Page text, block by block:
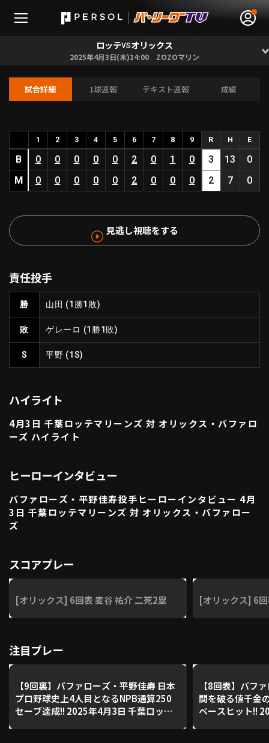
HOME
動画
ファーム東地区
ファーム中地区
ファーム西地区
交流戦
北海道日本ハムファイターズ
東北楽天ゴールデンイーグルス
埼玉西武ライオンズ
千葉ロッテマリーンズ
オリックス・バファローズ
ニュース
設定
よくある質問
特定商取引法の表示 アルバイト募集 （別ウィンドウで開く
動画を検索（選手・チーム・プレー内容…）
ロッテVSオリックス
2025年4月3日(木)14:00 ZOZOマリン
試合詳細 1球速報 テキスト速報 成績
1 2 3 4 5 6 7 8 9 R H E
B 0 0 0 0 0 2 0 1 0 3 13
0
M
0 0 0 0 0 2 0 0 0 2 7 0
見逃し視聴をする
責任投手
勝 山田 (1勝1敗)
敗 ゲレーロ (1勝1敗)
S 平野 (1S)
ハイライト
4月3日 千葉ロッテマリーンズ 対 オリックス・バファロ
ーズ ハイライト
ヒーローインタビュー
バファローズ・平野佳寿投手ヒーローインタビュー 4月
3日 千葉ロッテマリーンズ 対 オリックス・バファロー
ズ
スコアプレー
[オリックス] 6回表 麦谷 祐介 二死2塁 [オリックス] 6
注目プレー
【9回裏】バファローズ・平野佳寿 日本
プロ野球史上4人目となるNPB通算250
セーブ達成!! 2025年4月3日 千葉ロッテ
【8回表】バフ
間を破る値千金
ベースヒット!!